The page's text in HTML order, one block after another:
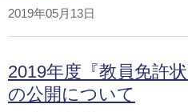
2019年05月13日
2019年度『教員免許
の公開について